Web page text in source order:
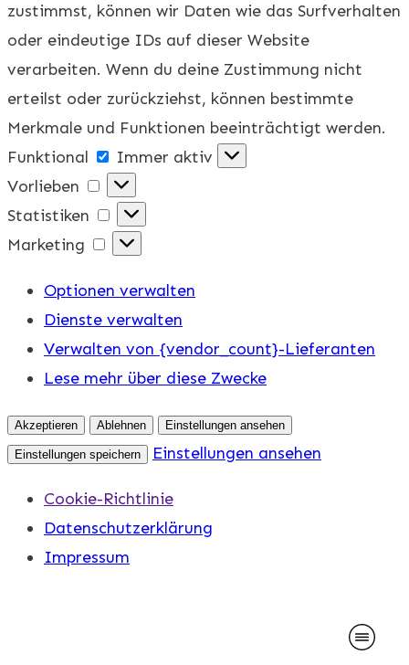
zustimmst, können wir Daten wie das Surfverhalten
oder eindeutige IDs auf dieser Website
verarbeiten. Wenn du deine Zustimmung nicht
erteilst oder zurückziehst, können bestimmte
Merkmale und Funktionen beeinträchtigt werden.
Funktional
Funktional
Immer aktiv
Vorlieben
Vorlieben
Statistiken
Statistiken
Marketing
Marketing
Optionen verwalten
Dienste verwalten
Verwalten von {vendor_count}-Lieferanten
Lese mehr über diese Zwecke
Akzeptieren Ablehnen Einstellungen ansehen
Einstellungen speichern Einstellungen ansehen
Cookie-Richtlinie
Datenschutzerklärung
Impressum